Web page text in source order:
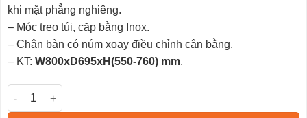
khi mặt phẳng nghiêng.
– Móc treo túi, cặp bằng Inox.
– Chân bàn có núm xoay điều chỉnh cân bằng.
– KT: W800xD695xH(550-760) mm.
Bàn Học Sinh BHS01B-LV số lượng